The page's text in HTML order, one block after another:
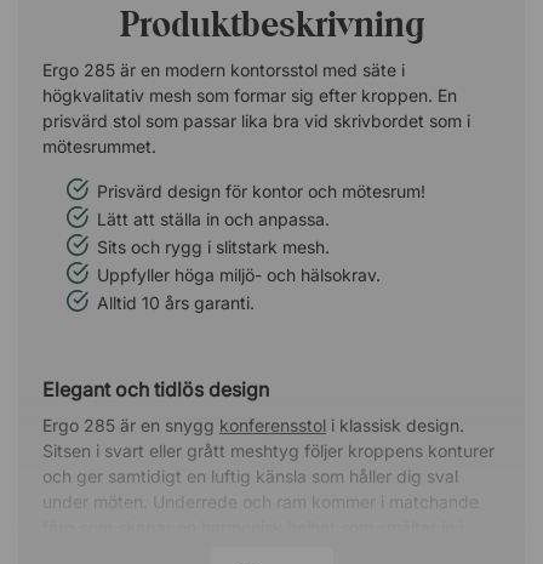
Produktbeskrivning
Ergo 285 är en modern kontorsstol med säte i
högkvalitativ mesh som formar sig efter kroppen. En
prisvärd stol som passar lika bra vid skrivbordet som i
mötesrummet.
Prisvärd design för kontor och mötesrum!
Lätt att ställa in och anpassa.
Sits och rygg i slitstark mesh.
Uppfyller höga miljö- och hälsokrav.
Alltid 10 års garanti.
Elegant och tidlös design
Ergo 285 är en snygg konferensstol i klassisk design.
Sitsen i svart eller grått meshtyg följer kroppens konturer
och ger samtidigt en luftig känsla som håller dig sval
under möten. Underrede och ram kommer i matchande